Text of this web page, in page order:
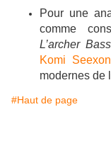
Pour une
comme
L’archer
Komi
modernes de
#Haut de page